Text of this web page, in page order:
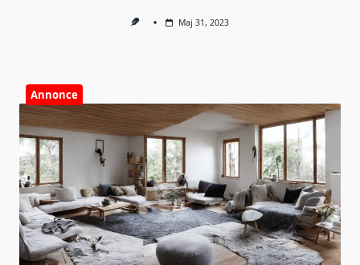
Maj 31, 2023
Annonce